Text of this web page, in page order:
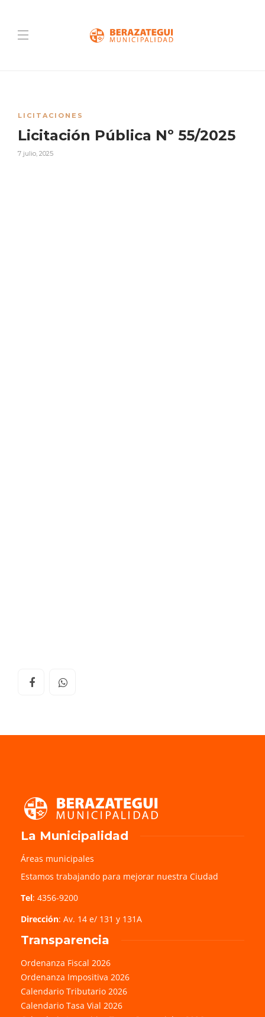
LICITACIONES
Licitación Pública Nº 55/2025
7 julio, 2025
La Municipalidad
Áreas municipales
Estamos trabajando para mejorar nuestra Ciudad
Tel: 4356-9200
Dirección: Av. 14 e/ 131 y 131A
Transparencia
Ordenanza Fiscal 2026
Ordenanza Impositiva 2026
Calendario Tributario 2026
Calendario Tasa Vial 2026